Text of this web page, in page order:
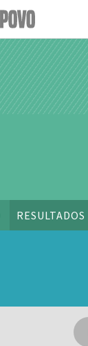
RESULTADOS